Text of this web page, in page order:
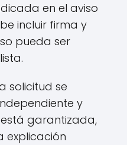
en el aviso
incluir firma y
pueda ser
solicitud se
y
garantizada,
explicación